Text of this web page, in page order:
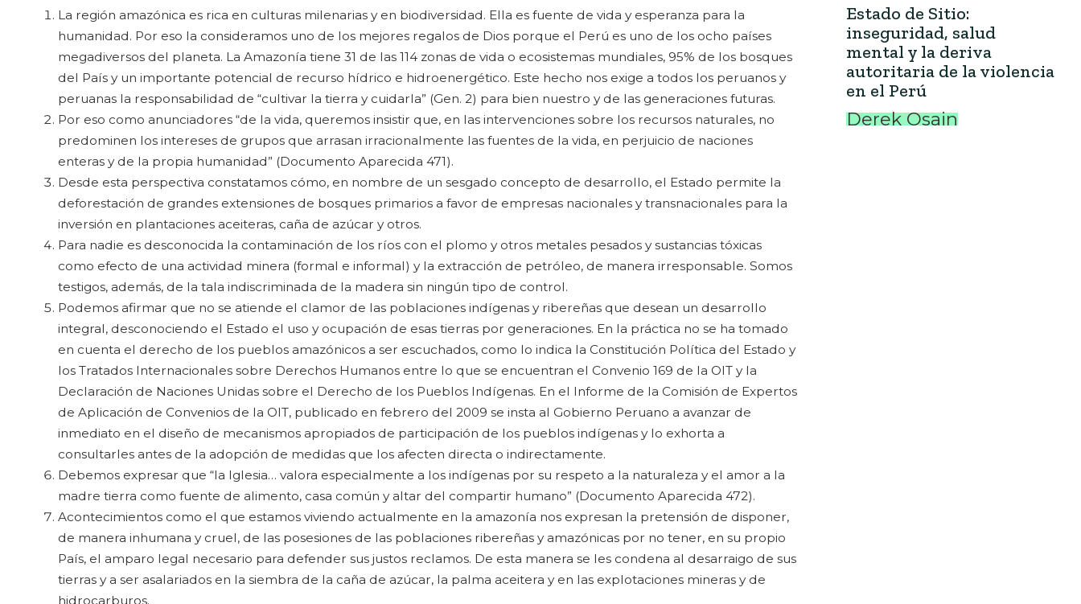
La región amazónica es rica en culturas milenarias y en biodiversidad. Ella es fuente de vida y esperanza para la
humanidad. Por eso la consideramos uno de los mejores regalos de Dios porque el Perú es uno de los ocho países
megadiversos del planeta. La Amazonía tiene 31 de las 114 zonas de vida o ecosistemas mundiales, 95% de los bosques
del País y un importante potencial de recurso hídrico e hidroenergético. Este hecho nos exige a todos los peruanos y
peruanas la responsabilidad de “cultivar la tierra y cuidarla” (Gen. 2) para bien nuestro y de las generaciones futuras.
Por eso como anunciadores “de la vida, queremos insistir que, en las intervenciones sobre los recursos naturales, no
predominen los intereses de grupos que arrasan irracionalmente las fuentes de la vida, en perjuicio de naciones
enteras y de la propia humanidad” (Documento Aparecida 471).
Desde esta perspectiva constatamos cómo, en nombre de un sesgado concepto de desarrollo, el Estado permite la
deforestación de grandes extensiones de bosques primarios a favor de empresas nacionales y transnacionales para la
inversión en plantaciones aceiteras, caña de azúcar y otros.
Para nadie es desconocida la contaminación de los ríos con el plomo y otros metales pesados y sustancias tóxicas
como efecto de una actividad minera (formal e informal) y la extracción de petróleo, de manera irresponsable. Somos
testigos, además, de la tala indiscriminada de la madera sin ningún tipo de control.
Podemos afirmar que no se atiende el clamor de las poblaciones indígenas y ribereñas que desean un desarrollo
integral, desconociendo el Estado el uso y ocupación de esas tierras por generaciones. En la práctica no se ha tomado
en cuenta el derecho de los pueblos amazónicos a ser escuchados, como lo indica la Constitución Política del Estado y
los Tratados Internacionales sobre Derechos Humanos entre lo que se encuentran el Convenio 169 de la OIT y la
Declaración de Naciones Unidas sobre el Derecho de los Pueblos Indígenas. En el Informe de la Comisión de Expertos
de Aplicación de Convenios de la OIT, publicado en febrero del 2009 se insta al Gobierno Peruano a avanzar de
inmediato en el diseño de mecanismos apropiados de participación de los pueblos indígenas y lo exhorta a
consultarles antes de la adopción de medidas que los afecten directa o indirectamente.
Debemos expresar que “la Iglesia… valora especialmente a los indígenas por su respeto a la naturaleza y el amor a la
madre tierra como fuente de alimento, casa común y altar del compartir humano” (Documento Aparecida 472).
Acontecimientos como el que estamos viviendo actualmente en la amazonía nos expresan la pretensión de disponer,
de manera inhumana y cruel, de las posesiones de las poblaciones ribereñas y amazónicas por no tener, en su propio
País, el amparo legal necesario para defender sus justos reclamos. De esta manera se les condena al desarraigo de sus
tierras y a ser asalariados en la siembra de la caña de azúcar, la palma aceitera y en las explotaciones mineras y de
hidrocarburos.
Estado de Sitio:
inseguridad, salud
mental y la deriva
autoritaria de la violencia
en el Perú
Derek Osain